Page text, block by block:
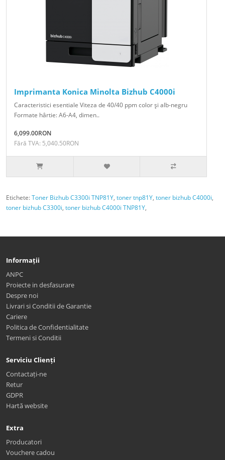
Imprimanta Konica Minolta Bizhub C4000i
Caracteristici esentiale Viteza de 40/40 ppm color şi alb-negru
Formate hârtie: A6-A4, dimen..
6,099.00RON
Fără TVA: 5,040.50RON
Etichete:Toner Bizhub C3300i TNP81Y, toner tnp81Y, toner bizhub C4000i,
toner bizhub C3300i, toner bizhub C4000i TNP81Y,
Informații
ANPC
Proiecte in desfasurare
Despre noi
Livrari si Conditii de Garantie
Cariere
Politica de Confidentialitate
Termeni si Conditii
Serviciu Clienți
Contactați-ne
Retur
GDPR
Hartă website
Extra
Producatori
Vouchere cadou